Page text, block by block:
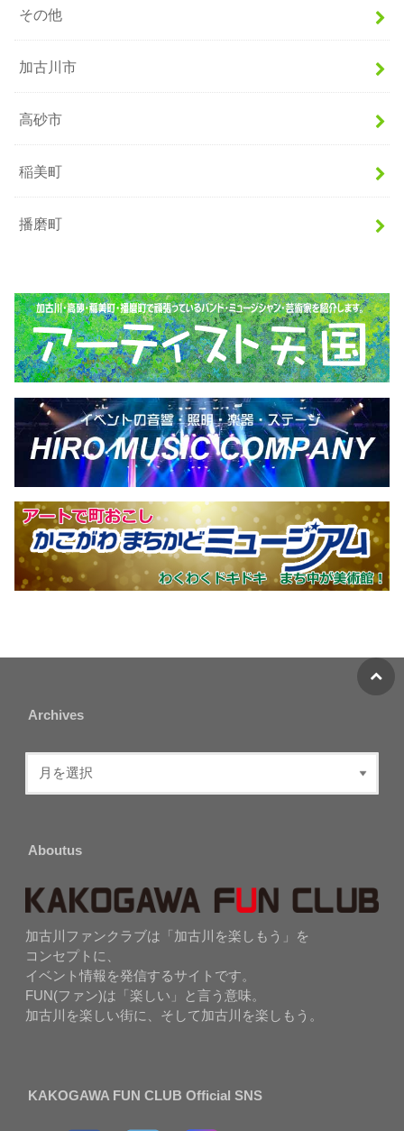
その他
加古川市
高砂市
稲美町
播磨町
Archives
Aboutus
加古川ファンクラブは「加古川を楽しもう」を
コンセプトに、
イベント情報を発信するサイトです。
FUN(ファン)は「楽しい」と言う意味。
加古川を楽しい街に、そして加古川を楽しもう。
KAKOGAWA FUN CLUB Official SNS